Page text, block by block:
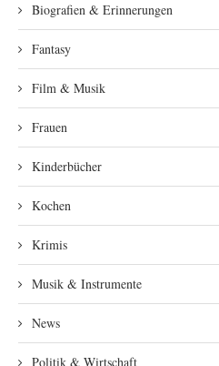
Biografien & Erinnerungen
Fantasy
Film & Musik
Frauen
Kinderbücher
Kochen
Krimis
Musik & Instrumente
News
Politik & Wirtschaft